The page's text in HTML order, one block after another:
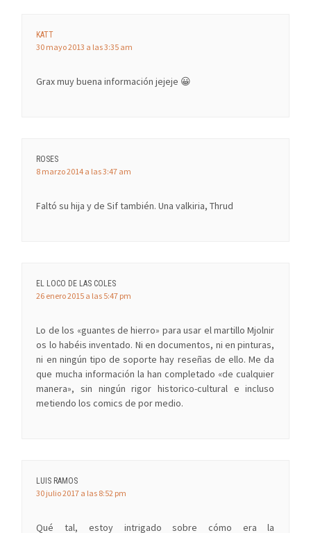
KATT
30 mayo 2013 a las 3:35 am
Grax muy buena información jejeje 😀
ROSES
8 marzo 2014 a las 3:47 am
Faltó su hija y de Sif también. Una valkiria, Thrud
EL LOCO DE LAS COLES
26 enero 2015 a las 5:47 pm
Lo de los «guantes de hierro» para usar el martillo Mjolnir
os lo habéis inventado. Ni en documentos, ni en pinturas,
ni en ningún tipo de soporte hay reseñas de ello. Me da
que mucha información la han completado «de cualquier
manera», sin ningún rigor historico-cultural e incluso
metiendo los comics de por medio.
LUIS RAMOS
30 julio 2017 a las 8:52 pm
Qué tal, estoy intrigado sobre cómo era la